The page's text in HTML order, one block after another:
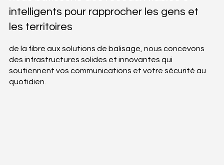
intelligents pour rapprocher les gens et
les territoires
de la fibre aux solutions de balisage, nous concevons
des infrastructures solides et innovantes qui
soutiennent vos communications et votre sécurité au
quotidien.